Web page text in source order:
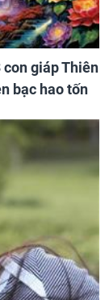
giáp Thiên
bạc hao tốn